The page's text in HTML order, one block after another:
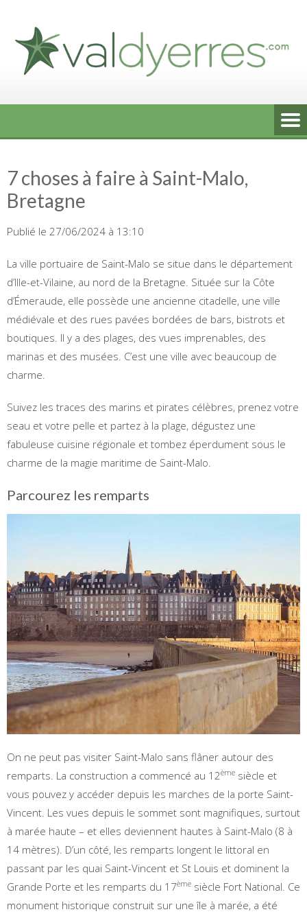
content
7 choses à faire à Saint-Malo,
Bretagne
Publié le 27/06/2024 à 13:10
La ville portuaire de Saint-Malo se situe dans le département
d’Ille-et-Vilaine, au nord de la Bretagne. Située sur la Côte
d’Émeraude, elle possède une ancienne citadelle, une ville
médiévale et des rues pavées bordées de bars, bistrots et
boutiques. Il y a des plages, des vues imprenables, des
marinas et des musées. C’est une ville avec beaucoup de
charme.
Suivez les traces des marins et pirates célèbres, prenez votre
seau et votre pelle et partez à la plage, dégustez une
fabuleuse cuisine régionale et tombez éperdument sous le
charme de la magie maritime de Saint-Malo.
Parcourez les remparts
On ne peut pas visiter Saint-Malo sans flâner autour des
remparts. La construction a commencé au 12ème siècle et
vous pouvez y accéder depuis les marches de la porte Saint-
Vincent. Les vues depuis le sommet sont magnifiques, surtout
à marée haute – et elles deviennent hautes à Saint-Malo (8 à
14 mètres). D’un côté, les remparts longent le littoral en
passant par les quai Saint-Vincent et St Louis et dominent la
Grande Porte et les remparts du 17ème siècle Fort National. Ce
monument historique construit sur une île à marée, a été